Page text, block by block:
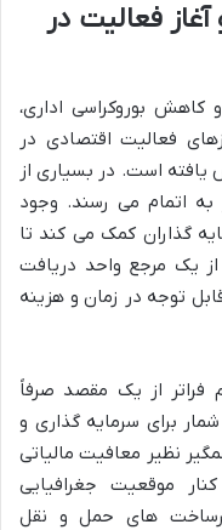
فعالیت در
بوروکراسی اداری،
فعالیت اقتصادی در
است. در بسیاری از
این فرآیندها در کمتر از ۴۵ روز به اتمام می رسند. وجود
گذاران کمک می کند تا
یک مرجع واحد دریافت
توجه در زمان و هزینه
فراتر از یک مقصد صرفاً
برای سرمایه گذاری و
نظیر معافیت مالیاتی
خارجی، در کنار موقعیت جغرافیایی
های حمل و نقل